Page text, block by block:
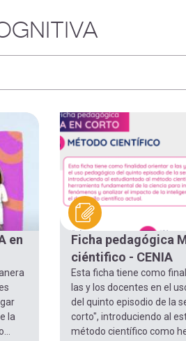
en
la
Ficha pedagógica
ciéntifico - CENIA
Esta ficha tiene como
las y los docentes en el
del quinto episodio de la
corto", introduciendo al
método científico como